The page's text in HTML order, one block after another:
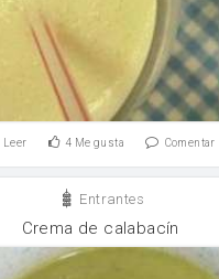
Leer 4 Me gusta Comentar
Entrantes
Crema de calabacín